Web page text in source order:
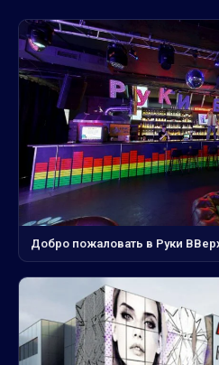
Добро пожаловать в Руки